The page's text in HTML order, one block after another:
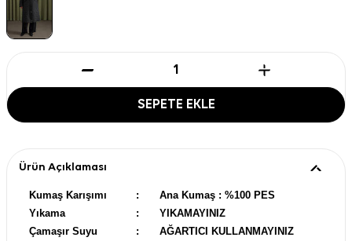
SEPETE EKLE
Ürün Açıklaması
Kumaş Karışımı :
Ana Kumaş : %100 PES
Yıkama
:
YIKAMAYINIZ
Çamaşır Suyu
: AĞARTICI KULLANMAYINIZ